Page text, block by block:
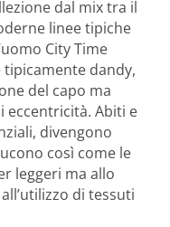
dal mix tra il
linee tipiche
City Time
tipicamente dandy,
del capo ma
eccentricità. Abiti e
divengono
così come le
leggeri ma allo
di tessuti